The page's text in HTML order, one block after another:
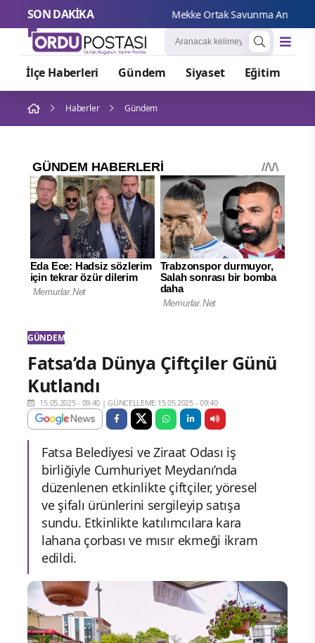
SON DAKİKA Mekke Ortak Savunma Anlaşması
İlçe Haberleri Gündem Siyaset Eğitim
Haberler Gündem
GÜNDEM
Fatsa’da Dünya Çiftçiler Günü
Kutlandı
15.05.2025 - 09:40 |GÜNCELLEME:15.05.2025 - 09:40
Fatsa Belediyesi ve Ziraat Odası iş
birliğiyle Cumhuriyet Meydanı’nda
düzenlenen etkinlikte çiftçiler, yöresel
ve şifalı ürünlerini sergileyip satışa
sundu. Etkinlikte katılımcılara kara
lahana çorbası ve mısır ekmeği ikram
edildi.